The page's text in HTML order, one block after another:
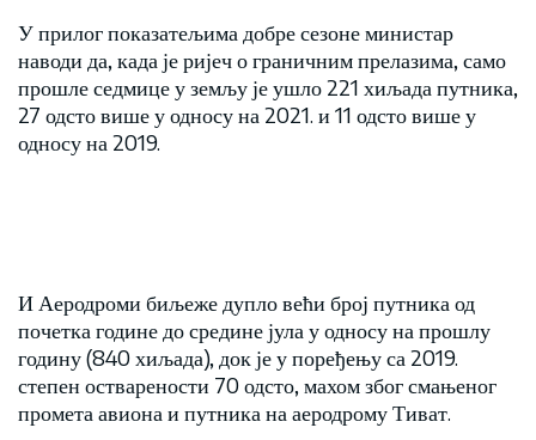
У прилог показатељима добре сезоне министар
наводи да, када је ријеч о граничним прелазима, само
прошле седмице у земљу је ушло 221 хиљада путника,
27 одсто више у односу на 2021. и 11 одсто више у
односу на 2019.
И Аеродроми биљеже дупло већи број путника од
почетка године до средине јула у односу на прошлу
годину (840 хиљада), док је у поређењу са 2019.
степен остварености 70 одсто, махом због смањеног
промета авиона и путника на аеродрому Тиват.